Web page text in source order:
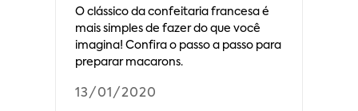
O clássico da confeitaria francesa é
mais simples de fazer do que você
imagina! Confira o passo a passo para
preparar macarons.
13/01/2020